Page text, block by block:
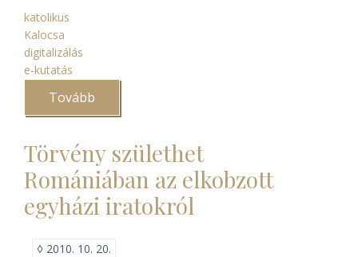
katolikus
Kalocsa
digitalizálás
e-kutatás
Tovább
a
„e-
kutatásról”)
Törvény születhet
Romániában az elkobzott
egyházi iratokról
◊ 2010. 10. 20.